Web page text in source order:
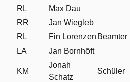
RL Max Dau
RR
Jan Wiegleb
RL
Fin Lorenzen Beamter
LA
Jan Bornhöft
KM
Jonah
Schatz
Schüler